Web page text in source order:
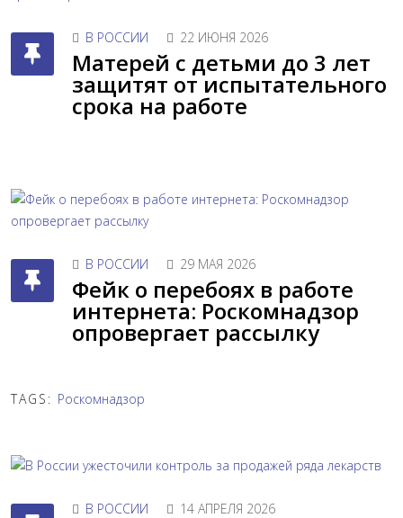
В РОССИИ 22 ИЮНЯ 2026
Матерей с детьми до 3 лет
защитят от испытательного
срока на работе
В РОССИИ 29 МАЯ 2026
Фейк о перебоях в работе
интернета: Роскомнадзор
опровергает рассылку
TAGS: Роскомнадзор
В РОССИИ 14 АПРЕЛЯ 2026